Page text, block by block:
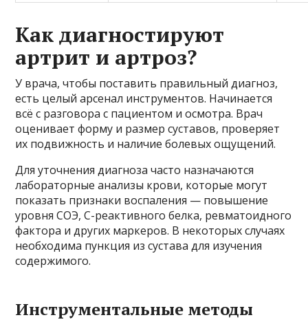
Как диагностируют
артрит и артроз?
У врача, чтобы поставить правильный диагноз,
есть целый арсенал инструментов. Начинается
всё с разговора с пациентом и осмотра. Врач
оценивает форму и размер суставов, проверяет
их подвижность и наличие болевых ощущений.
Для уточнения диагноза часто назначаются
лабораторные анализы крови, которые могут
показать признаки воспаления — повышение
уровня СОЭ, С-реактивного белка, ревматоидного
фактора и других маркеров. В некоторых случаях
необходима пункция из сустава для изучения
содержимого.
Инструментальные методы